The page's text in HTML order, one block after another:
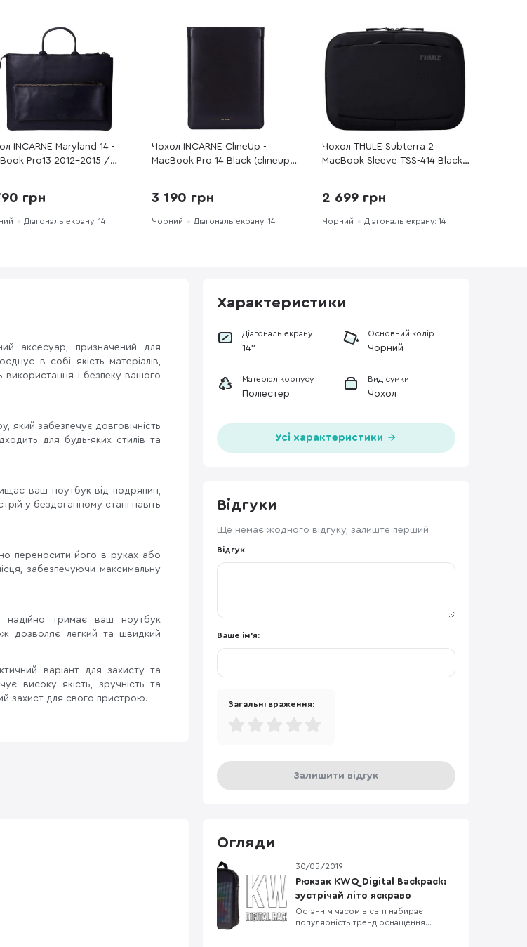
INCARNE Maryland 14 -
Pro13 2012-2015 /
грн
Діагональ екрану: 14
Чохол INCARNE ClineUp -
MacBook Pro 14 Black (clineup-
3 190 грн
Чорний Діагональ екрану: 14
Чохол THULE Subterra 2
MacBook Sleeve TSS-414 Black
2 699 грн
Чорний Діагональ екрану: 14
аксесуар, призначений для
в собі якість матеріалів,
використання і безпеку вашого
який забезпечує довговічність
для будь-яких стилів та
ваш ноутбук від подряпин,
у бездоганному стані навіть
переносити його в руках або
забезпечуючи максимальну
надійно тримає ваш ноутбук
дозволяє легкий та швидкий
варіант для захисту та
високу якість, зручність та
захист для свого пристрою.
Характеристики
Діагональ екрану
14"
Основний колір
Чорний
Матеріал корпусу
Поліестер
Вид сумки
Чохол
Усі характеристики
Відгуки
Ще немає жодного відгуку, залиште перший
Відгук
Ваше ім'я:
Загальні враження:
Залишити відгук
Огляди
30/05/2019
Рюкзак KWQ Digital Backpack:
зустрічай літо яскраво
Останнім часом в світі набирає
популярність тренд оснащення